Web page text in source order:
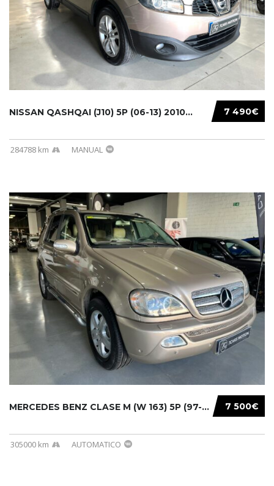
7 490€
NISSAN QASHQAI (J10) 5P (06-13) 2010...
284788 km MANUAL
7 500€
MERCEDES BENZ CLASE M (W 163) 5P (97-05) 200...
305000 km AUTOMATICO